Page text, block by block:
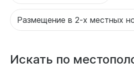
Размещение в 2-х местных
Искать по